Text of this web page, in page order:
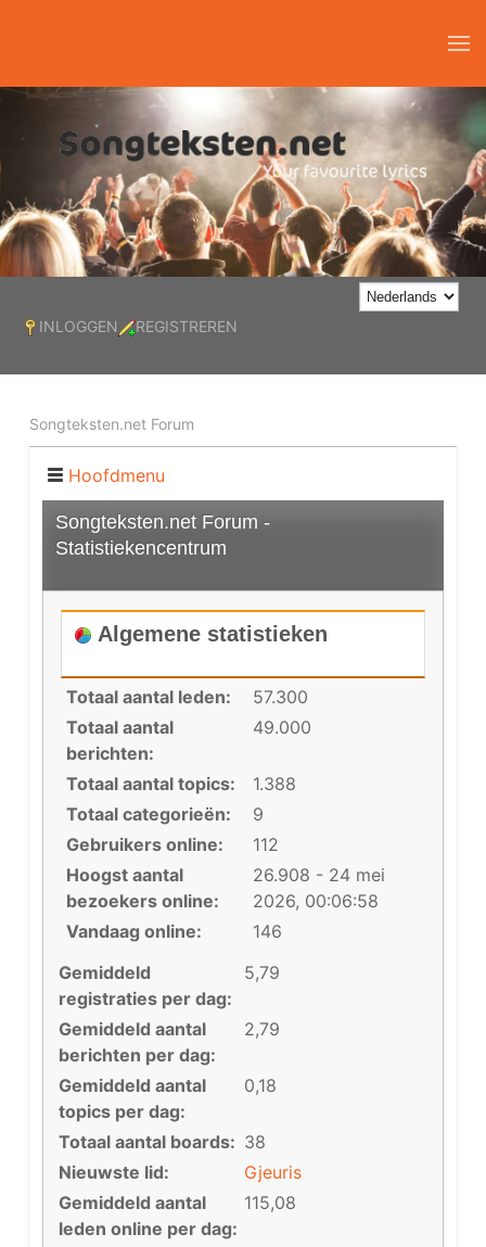
INLOGGEN REGISTREREN
Songteksten.net Forum
Hoofdmenu
Songteksten.net Forum -
Statistiekencentrum
Algemene statistieken
Totaal aantal leden:
57.300
Totaal aantal
berichten:
49.000
Totaal aantal topics:
1.388
Totaal categorieën:
9
Gebruikers online:
112
Hoogst aantal
bezoekers online:
26.908 - 24 mei
2026, 00:06:58
Vandaag online:
146
Gemiddeld
registraties per dag:
5,79
Gemiddeld aantal
berichten per dag:
2,79
Gemiddeld aantal
topics per dag:
0,18
Totaal aantal boards: 38
Nieuwste lid:
Gjeuris
Gemiddeld aantal
leden online per dag:
115,08